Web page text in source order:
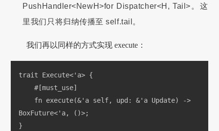
PushHandler<NewH>for Dispatcher<H, Tail>。这
里我们只将归纳传播至 self.tail。
我们再以同样的方式实现 execute：
trait Execute<'a> {
    #[must_use]
BoxFuture<'a, ()>;
}